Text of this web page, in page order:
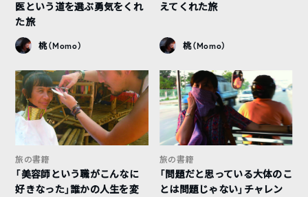
医という道を選ぶ勇気をくれ
た旅
桃（Momo）
えてくれた旅
桃（Momo）
旅の書籍
「美容師という職がこんなに
好きなった」誰かの人生を変
旅の書籍
「問題だと思っている大体のこ
とは問題じゃない」チャレン